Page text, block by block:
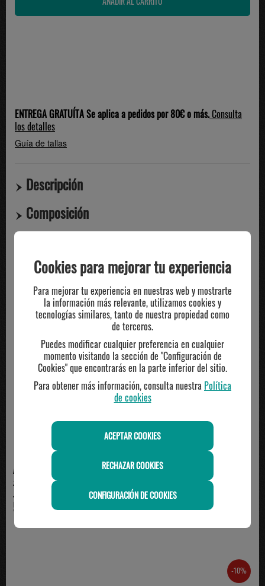
ENTREGA GRATUÍTA Se aplica a pedidos por 80€ o más.Consulta
los detalles
Guía de tallas
Descripción
Composición
TE PUEDE INTERESAR
ADIDAS
zapatilla adidas junior SPIRITAIN
J, blanco
59.95€
ADIDAS
Zapatillas Infantiles Adidas
Spiritain J Negro ...
59.95€
-10%
Cookies para mejorar tu experiencia
Para mejorar tu experiencia en nuestras web y mostrarte
la información más relevante, utilizamos cookies y
tecnologías similares, tanto de nuestra propiedad como
de terceros.
Puedes modificar cualquier preferencia en cualquier
momento visitando la sección de "Configuración de
Cookies" que encontrarás en la parte inferior del sitio.
Para obtener más información, consulta nuestra Política
de cookies
ACEPTAR COOKIES
RECHAZAR COOKIES
CONFIGURACIÓN DE COOKIES